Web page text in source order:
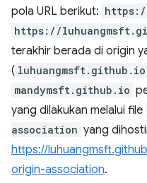
pola URL berikut:
https://
terakhir berada di origin
( luhuangmsft.github.io
mandymsft.github.io
yang dilakukan melalui file
association yang
https://
origin-association.